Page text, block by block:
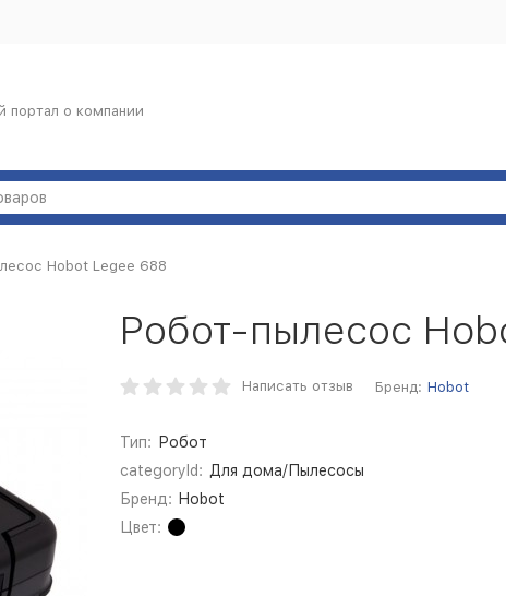
портал о компании
Hobot Legee 688
Робот-пылесос
Написать отзыв Бренд: Hobot
Тип:
Робот
categoryId: Для дома/Пылесосы
Бренд: Hobot
Цвет: